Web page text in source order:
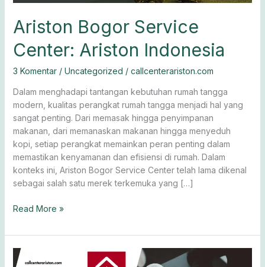
Ariston Bogor Service
Center: Ariston Indonesia
3 Komentar / Uncategorized / callcenterariston.com
Dalam menghadapi tantangan kebutuhan rumah tangga
modern, kualitas perangkat rumah tangga menjadi hal yang
sangat penting. Dari memasak hingga penyimpanan
makanan, dari memanaskan makanan hingga menyeduh
kopi, setiap perangkat memainkan peran penting dalam
memastikan kenyamanan dan efisiensi di rumah. Dalam
konteks ini, Ariston Bogor Service Center telah lama dikenal
sebagai salah satu merek terkemuka yang […]
Read More »
Service